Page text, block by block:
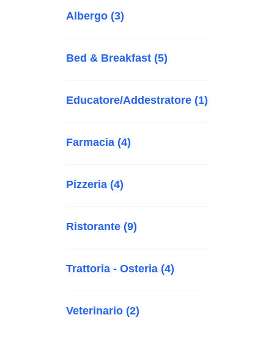
Albergo (3)
Bed & Breakfast (5)
Educatore/Addestratore (1)
Farmacia (4)
Pizzeria (4)
Ristorante (9)
Trattoria - Osteria (4)
Veterinario (2)